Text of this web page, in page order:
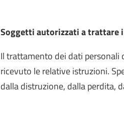
Soggetti autorizzati a trattare
Il trattamento dei dati personali
ricevuto le relative istruzioni.
dalla distruzione, dalla perdita,